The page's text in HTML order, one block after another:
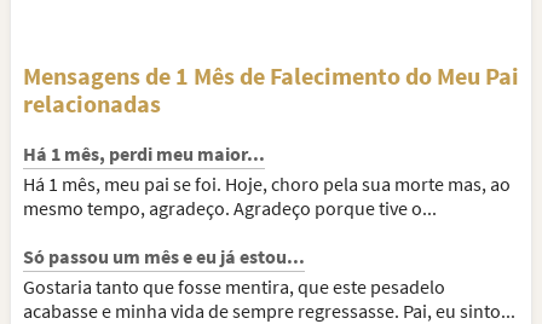
Mensagens de 1 Mês de Falecimento do Meu Pai
relacionadas
Há 1 mês, perdi meu maior...
Há 1 mês, meu pai se foi. Hoje, choro pela sua morte mas, ao
mesmo tempo, agradeço. Agradeço porque tive o...
Só passou um mês e eu já estou...
Gostaria tanto que fosse mentira, que este pesadelo
acabasse e minha vida de sempre regressasse. Pai, eu sinto...